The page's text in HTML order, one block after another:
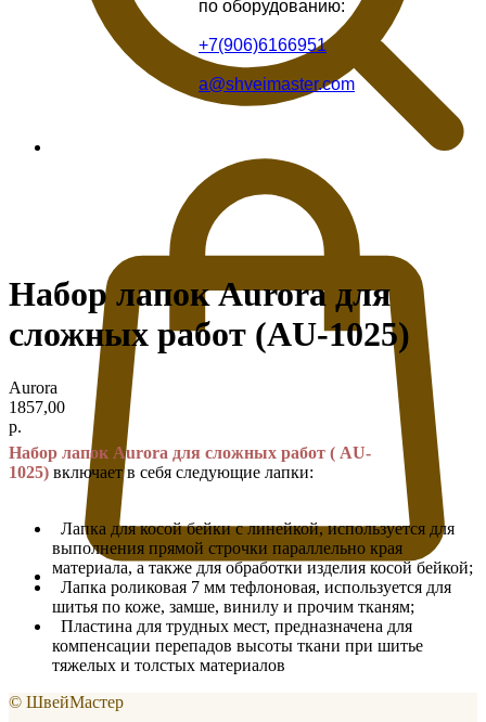
по оборудованию:
+7(906)6166951
a@shveimaster.com
Набор лапок Aurora для
сложных работ (AU-1025)
Aurora
1857,00
р.
Набор лапок Aurora для сложных работ ( AU-
1025) включает в себя следующие лапки:
Лапка для косой бейки с линейкой, используется для
выполнения прямой строчки параллельно края
материала, а также для обработки изделия косой бейкой;
Лапка роликовая 7 мм тефлоновая, используется для
шитья по коже, замше, винилу и прочим тканям;
Пластина для трудных мест, предназначена для
компенсации перепадов высоты ткани при шитье
тяжелых и толстых материалов
© ШвейМастер